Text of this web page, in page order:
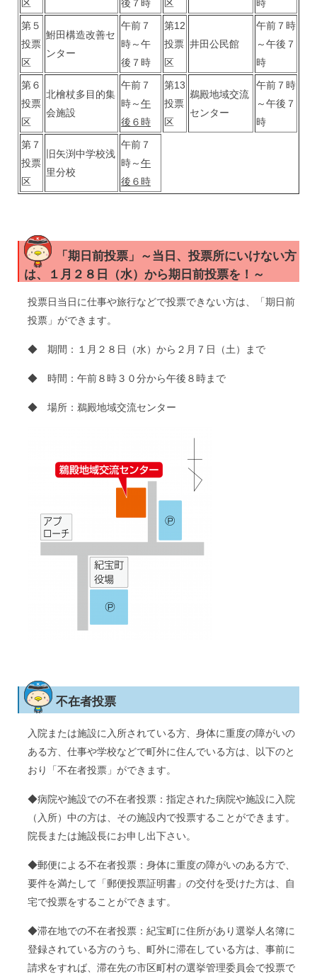
区 後７時 区
時
第５
投票
区
鮒田構造改善セ
ンター
午前７
時～午
後７時
第12
投票
区
井田公民館
午前７時
～午後７
時
第６
投票
区
北檜杖多目的集
会施設
午前７
時～午
後６時
第13
投票
区
鵜殿地域交流
センター
午前７時
～午後７
時
第７
投票
区
旧矢渕中学校浅
里分校
午前７
時～午
後６時
「期日前投票」～当日、投票所にいけない方
は、１月２８日（水）から期日前投票を！～
投票日当日に仕事や旅行などで投票できない方は、「期日前
投票」ができます。
◆ 期間：１月２８日（水）から２月７日（土）まで
◆ 時間：午前８時３０分から午後８時まで
◆ 場所：鵜殿地域交流センター
不在者投票
入院または施設に入所されている方、身体に重度の障がいの
ある方、仕事や学校などで町外に住んでいる方は、以下のと
おり「不在者投票」ができます。
◆病院や施設での不在者投票：指定された病院や施設に入院
（入所）中の方は、その施設内で投票することができます。
院長または施設長にお申し出下さい。
◆郵便による不在者投票：身体に重度の障がいのある方で、
要件を満たして「郵便投票証明書」の交付を受けた方は、自
宅で投票をすることができます。
◆滞在地での不在者投票：紀宝町に住所があり選挙人名簿に
登録されている方のうち、町外に滞在している方は、事前に
請求をすれば、滞在先の市区町村の選挙管理委員会で投票で